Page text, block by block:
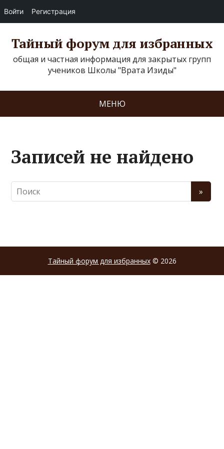
Войти Регистрация
Тайный форум для избранных
общая и частная информация для закрытых групп
учеников Школы "Врата Изиды"
МЕНЮ
Записей не найдено
Тайный форум для избранных© 2026